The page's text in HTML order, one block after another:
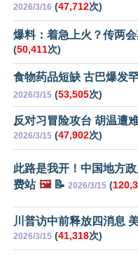
2026/3/16 (47,712次)
爆料：着急上火？传两
(50,411次)
食物药品短缺 古巴爆发
2026/3/15 (53,505次)
反对习冒险攻台 胡温遭
2026/3/15 (47,902次)
此路是我开！中国地方
费站 🖼️📝 2026/3/15 (
川普访中前释放四消息
2026/3/15 (41,318次)